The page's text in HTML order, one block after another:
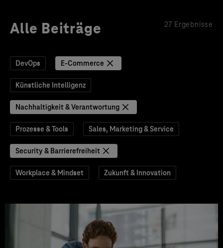
Alle Beiträge 27 Ergebnisse
DevOps E-Commerce
Künstliche Intelligenz
Nachhaltigkeit & Verantwortung
Prozesse & Tools Sales, Marketing & Service
Security & Barrierefreiheit
Workplace & Mindset Zukunft & Innovation